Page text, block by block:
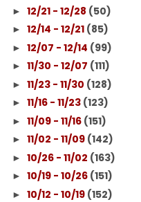
►12/21 - 12/28 (50)
►12/14 - 12/21 (85)
►12/07 - 12/14 (99)
►11/30 - 12/07 (111)
►11/23 - 11/30 (128)
►11/16 - 11/23 (123)
►11/09 - 11/16 (151)
►11/02 - 11/09 (142)
►10/26 - 11/02 (163)
►10/19 - 10/26 (151)
►10/12 - 10/19 (152)